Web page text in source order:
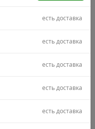
есть доставка
есть доставка
есть доставка
есть доставка
есть доставка